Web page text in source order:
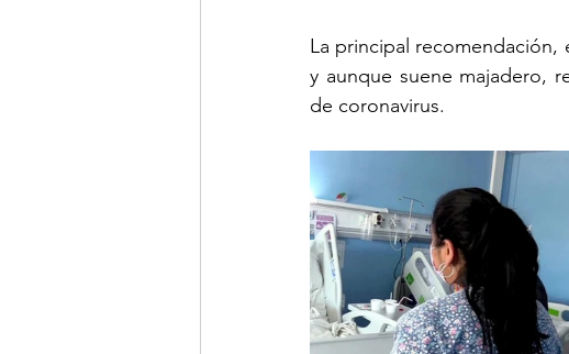
La principal
y aunque suene majadero,
de coronavirus.